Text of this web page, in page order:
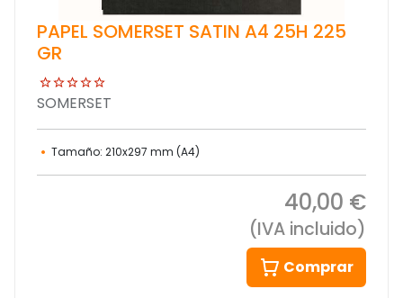
PAPEL SOMERSET SATIN A4 25H 225
GR
SOMERSET
Tamaño: 210x297 mm (A4)
40,00 €
(IVA incluido)
Comprar